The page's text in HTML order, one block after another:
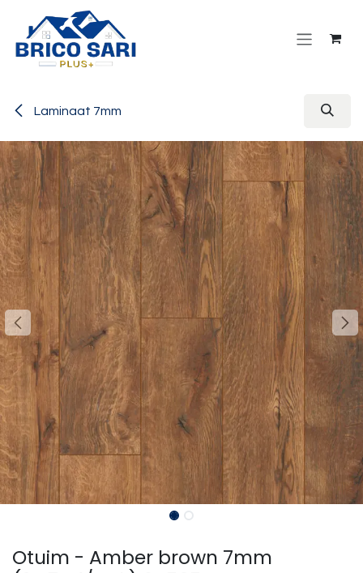
Overslaan naar inhoud
Laminaat 7mm
Otuim - Amber brown 7mm